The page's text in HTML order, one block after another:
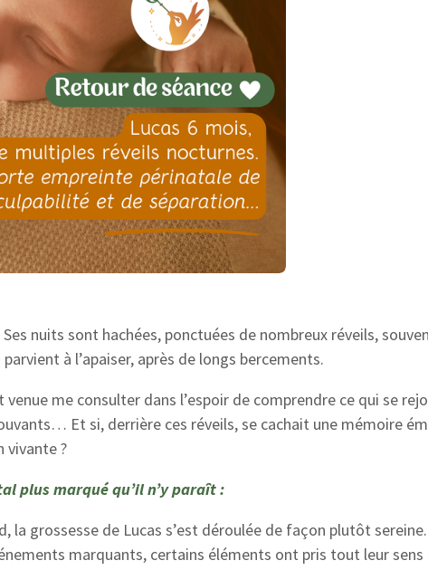
Ses nuits sont hachées, ponctuées de nombreux réveils,
à l’apaiser, après de longs bercements.
me consulter dans l’espoir de comprendre ce qui se
Et si, derrière ces réveils, se cachait une mémoire
vivante ?
plus marqué qu’il n’y paraît :
la grossesse de Lucas s’est déroulée de façon plutôt
marquants, certains éléments ont pris tout leur sens